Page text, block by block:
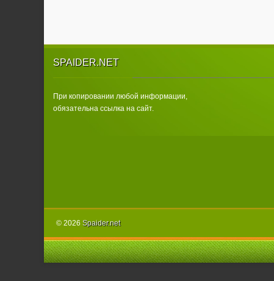
SPAIDER.NET
При копировании любой информации,
обязательна ссылка на сайт.
© 2026 Spаider.net